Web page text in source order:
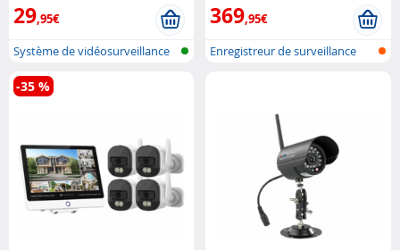
29,95€
Système de vidéosurveillance
sans f..
369,95€
Enregistreur de surveillance
-35 %